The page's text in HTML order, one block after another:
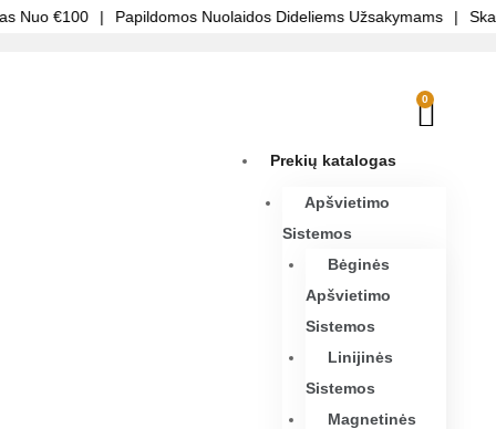
€100 | Papildomos Nuolaidos Dideliems Užsakymams | Skaidri
0
Prekių katalogas
Apšvietimo
Sistemos
Bėginės
Apšvietimo
Sistemos
Linijinės
Sistemos
Magnetinės